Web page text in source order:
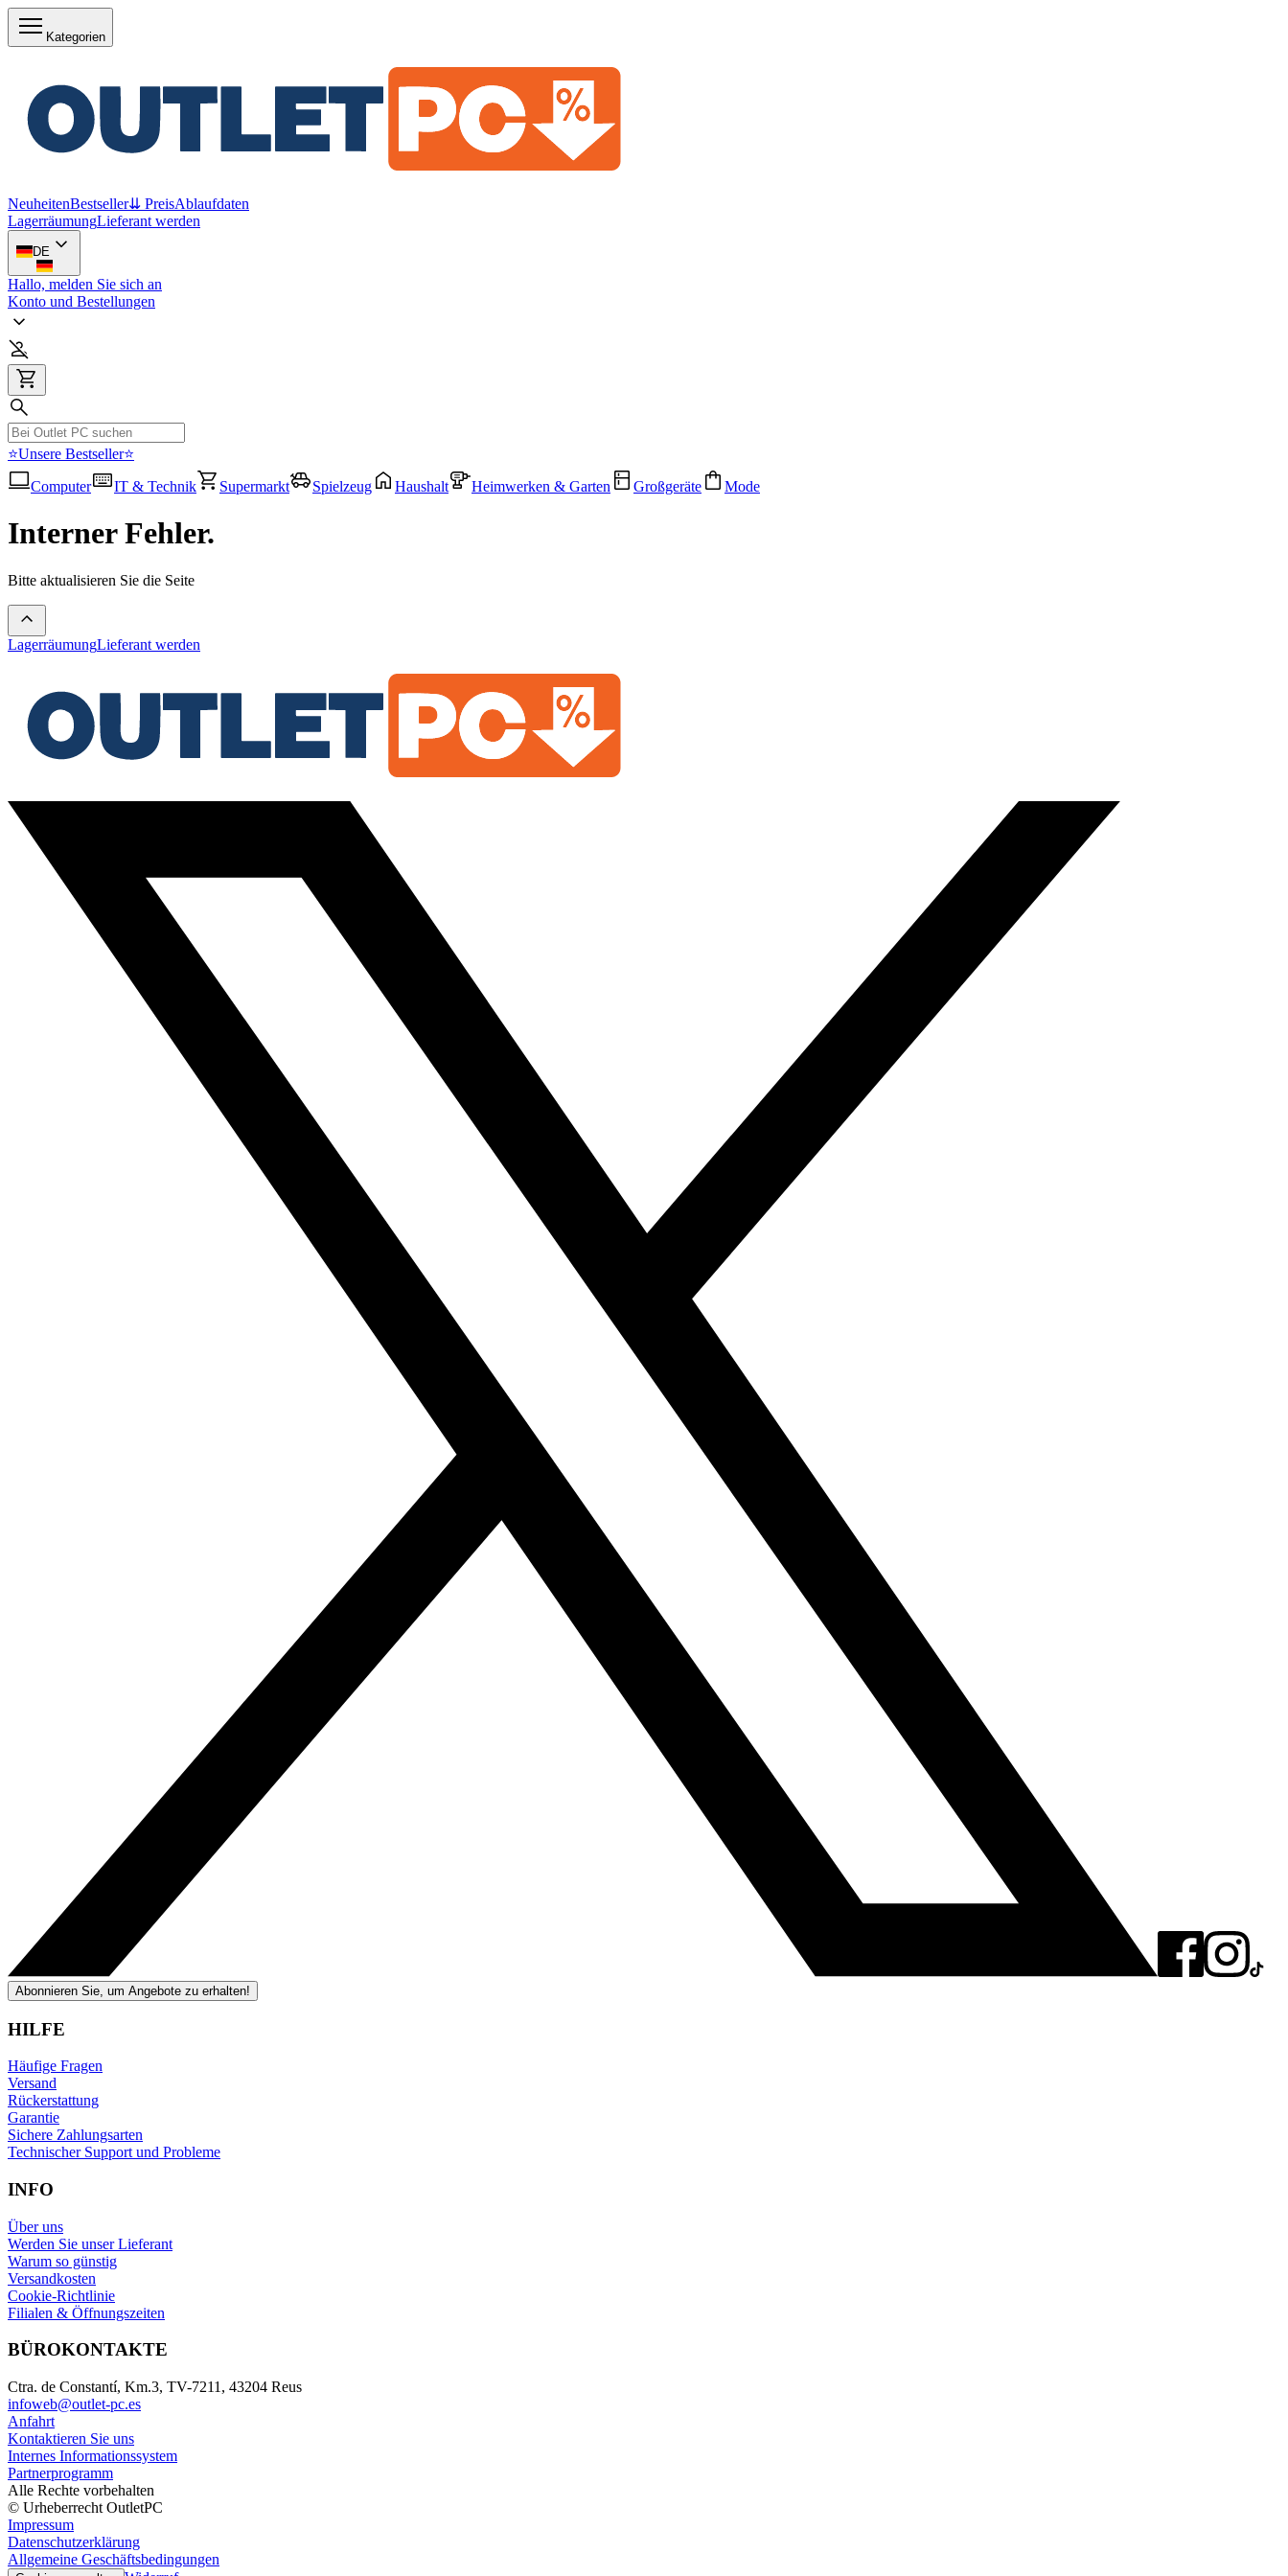
Kategorien
NeuheitenBestseller⇊ PreisAblaufdaten
LagerräumungLieferant werden
DE
Hallo, melden Sie sich an
Konto und Bestellungen
⭐Unsere Bestseller⭐
Computer
IT & Technik Supermarkt Spielzeug Haushalt Heimwerken & Garten Großgeräte Mode
Interner Fehler.
Bitte aktualisieren Sie die Seite
LagerräumungLieferant werden
Abonnieren Sie, um Angebote zu erhalten!
HILFE
Häufige Fragen
Versand
Rückerstattung
Garantie
Sichere Zahlungsarten
Technischer Support und Probleme
INFO
Über uns
Werden Sie unser Lieferant
Warum so günstig
Versandkosten
Cookie-Richtlinie
Filialen & Öffnungszeiten
BÜROKONTAKTE
Ctra. de Constantí, Km.3, TV-7211, 43204 Reus
infoweb@outlet-pc.es
Anfahrt
Kontaktieren Sie uns
Internes Informationssystem
Partnerprogramm
Alle Rechte vorbehalten
© Urheberrecht OutletPC
Impressum
Datenschutzerklärung
Allgemeine Geschäftsbedingungen